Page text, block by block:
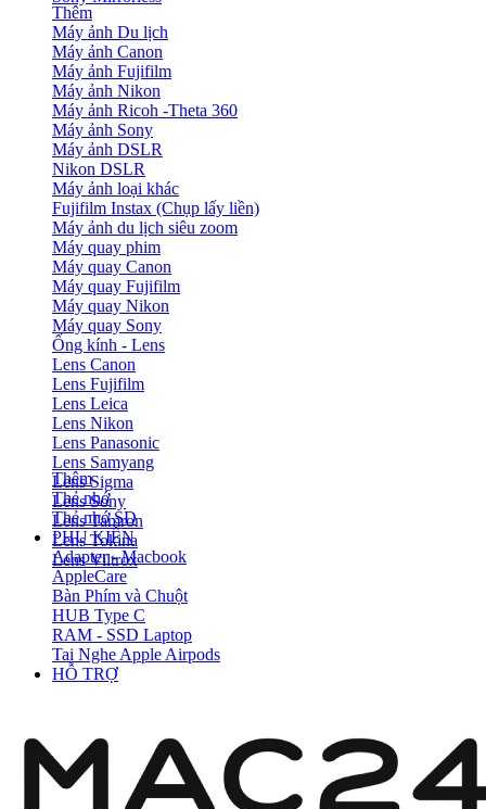
Thêm
Máy ảnh Du lịch
Máy ảnh Canon
Máy ảnh Fujifilm
Máy ảnh Nikon
Máy ảnh Ricoh -Theta 360
Máy ảnh Sony
Máy ảnh DSLR
Nikon DSLR
Máy ảnh loại khác
Fujifilm Instax (Chụp lấy liền)
Máy ảnh du lịch siêu zoom
Máy quay phim
Máy quay Canon
Máy quay Fujifilm
Máy quay Nikon
Máy quay Sony
Ống kính - Lens
Lens Canon
Lens Fujifilm
Lens Leica
Lens Nikon
Lens Panasonic
Lens Samyang
Lens Sigma
Lens Sony
Lens Tamron
Lens Tokina
Lens Viltrox
Thêm
Thẻ nhớ
Thẻ nhớ SD
PHỤ KIỆN
Adapter - Macbook
AppleCare
Bàn Phím và Chuột
HUB Type C
RAM - SSD Laptop
Tai Nghe Apple Airpods
HỖ TRỢ